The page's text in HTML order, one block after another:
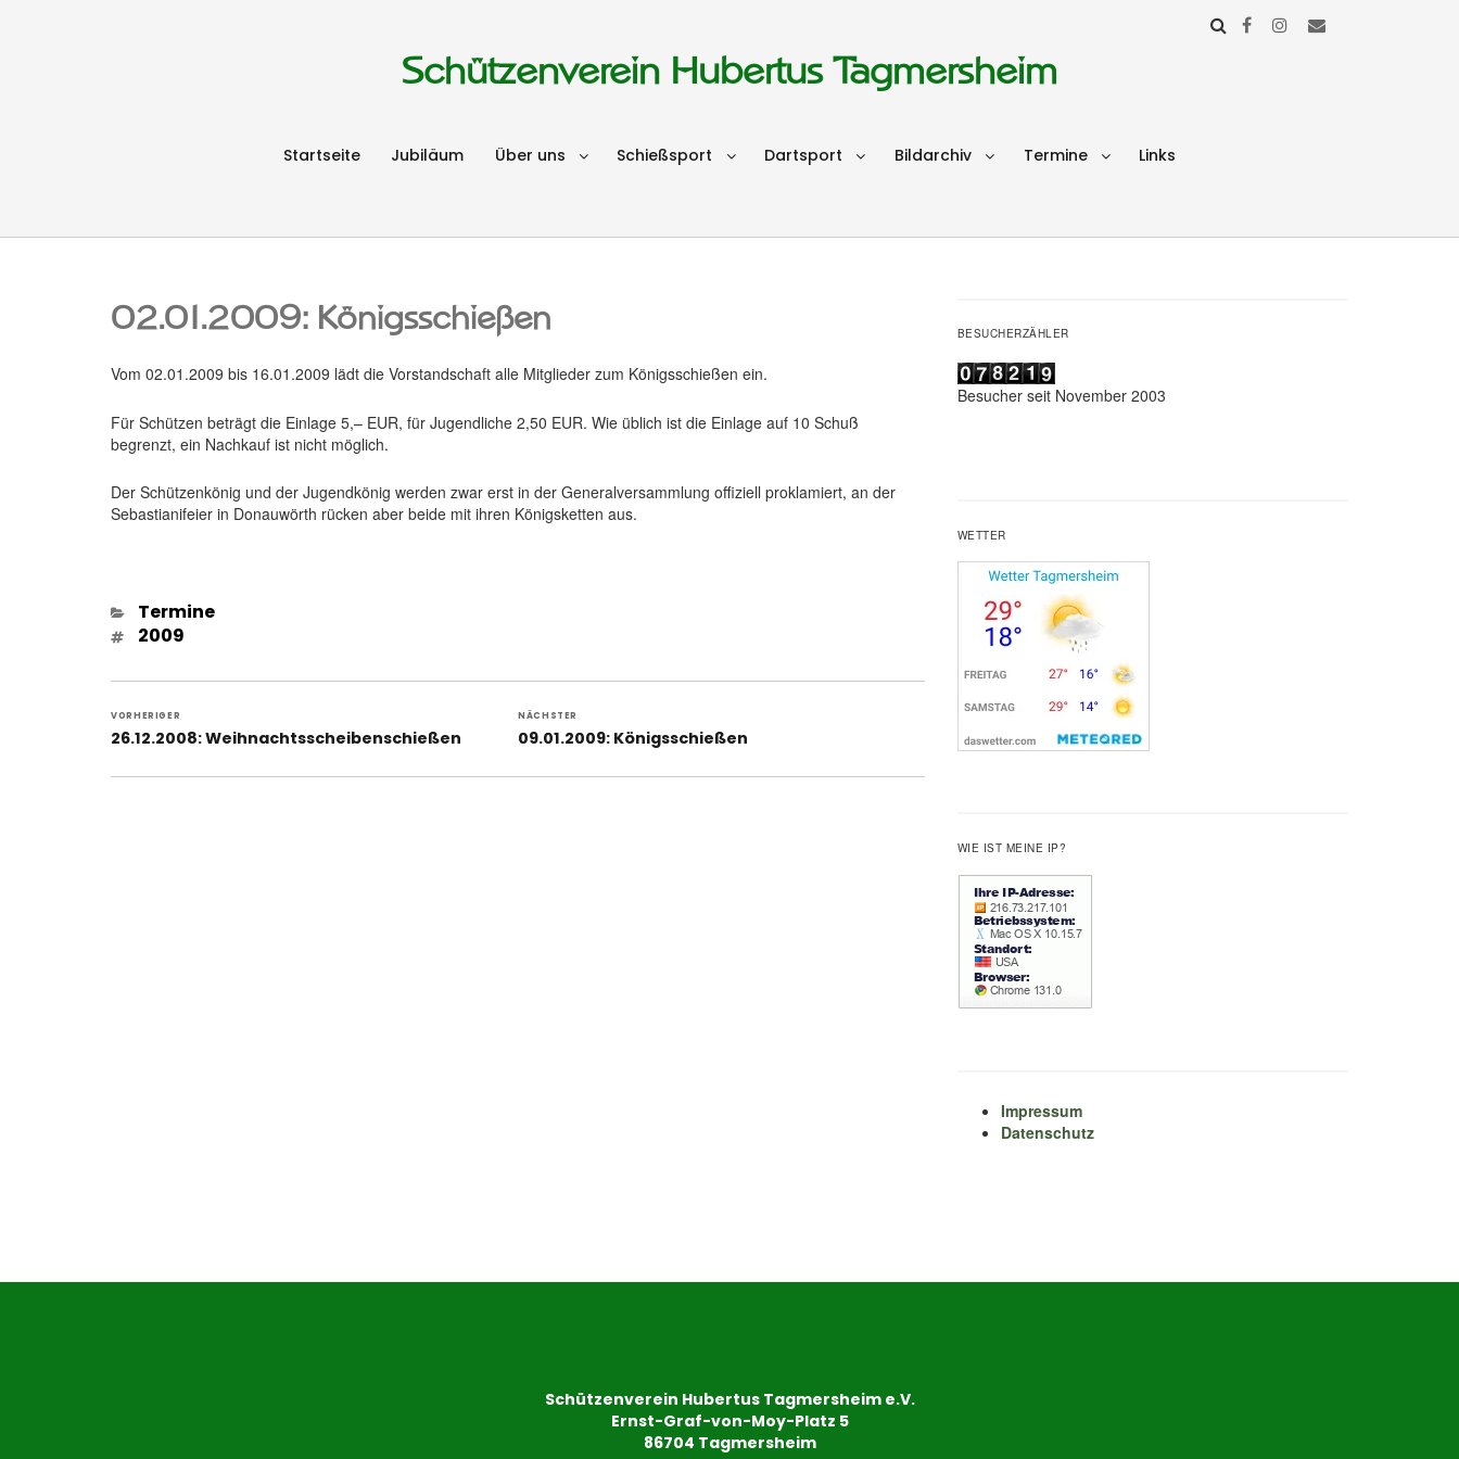
Schützenverein Hubertus Tagmersheim
Startseite Jubiläum Über uns Schießsport Dartsport Bildarchiv Termine Links
02.01.2009: Königsschießen
Vom 02.01.2009 bis 16.01.2009 lädt die Vorstandschaft alle Mitglieder zum Königsschießen ein.
Für Schützen beträgt die Einlage 5,– EUR, für Jugendliche 2,50 EUR. Wie üblich ist die Einlage auf 10 Schuß
begrenzt, ein Nachkauf ist nicht möglich.
Der Schützenkönig und der Jugendkönig werden zwar erst in der Generalversammlung offiziell proklamiert, an der
Sebastianifeier in Donauwörth rücken aber beide mit ihren Königsketten aus.
Kategorien
Termine
Schlagwörter
2009
VORHERIGER
Vorheriger
26.12.2008: Weihnachtsscheibenschießen
NÄCHSTER
Nächster
09.01.2009: Königsschießen
BESUCHERZÄHLER
Besucher seit November 2003
WETTER
WIE IST MEINE IP?
Impressum
Datenschutz
Schützenverein Hubertus Tagmersheim e.V.
Ernst-Graf-von-Moy-Platz 5
86704 Tagmersheim